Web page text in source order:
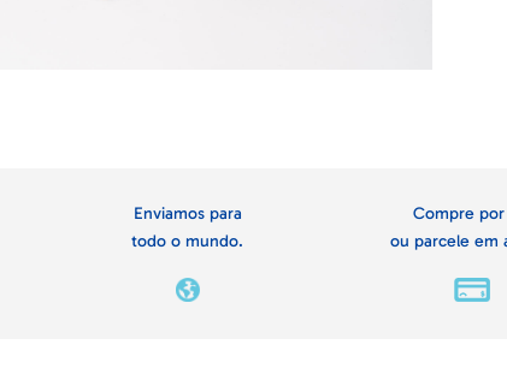
Enviamos para
todo o mundo.
Compre
ou parcele em